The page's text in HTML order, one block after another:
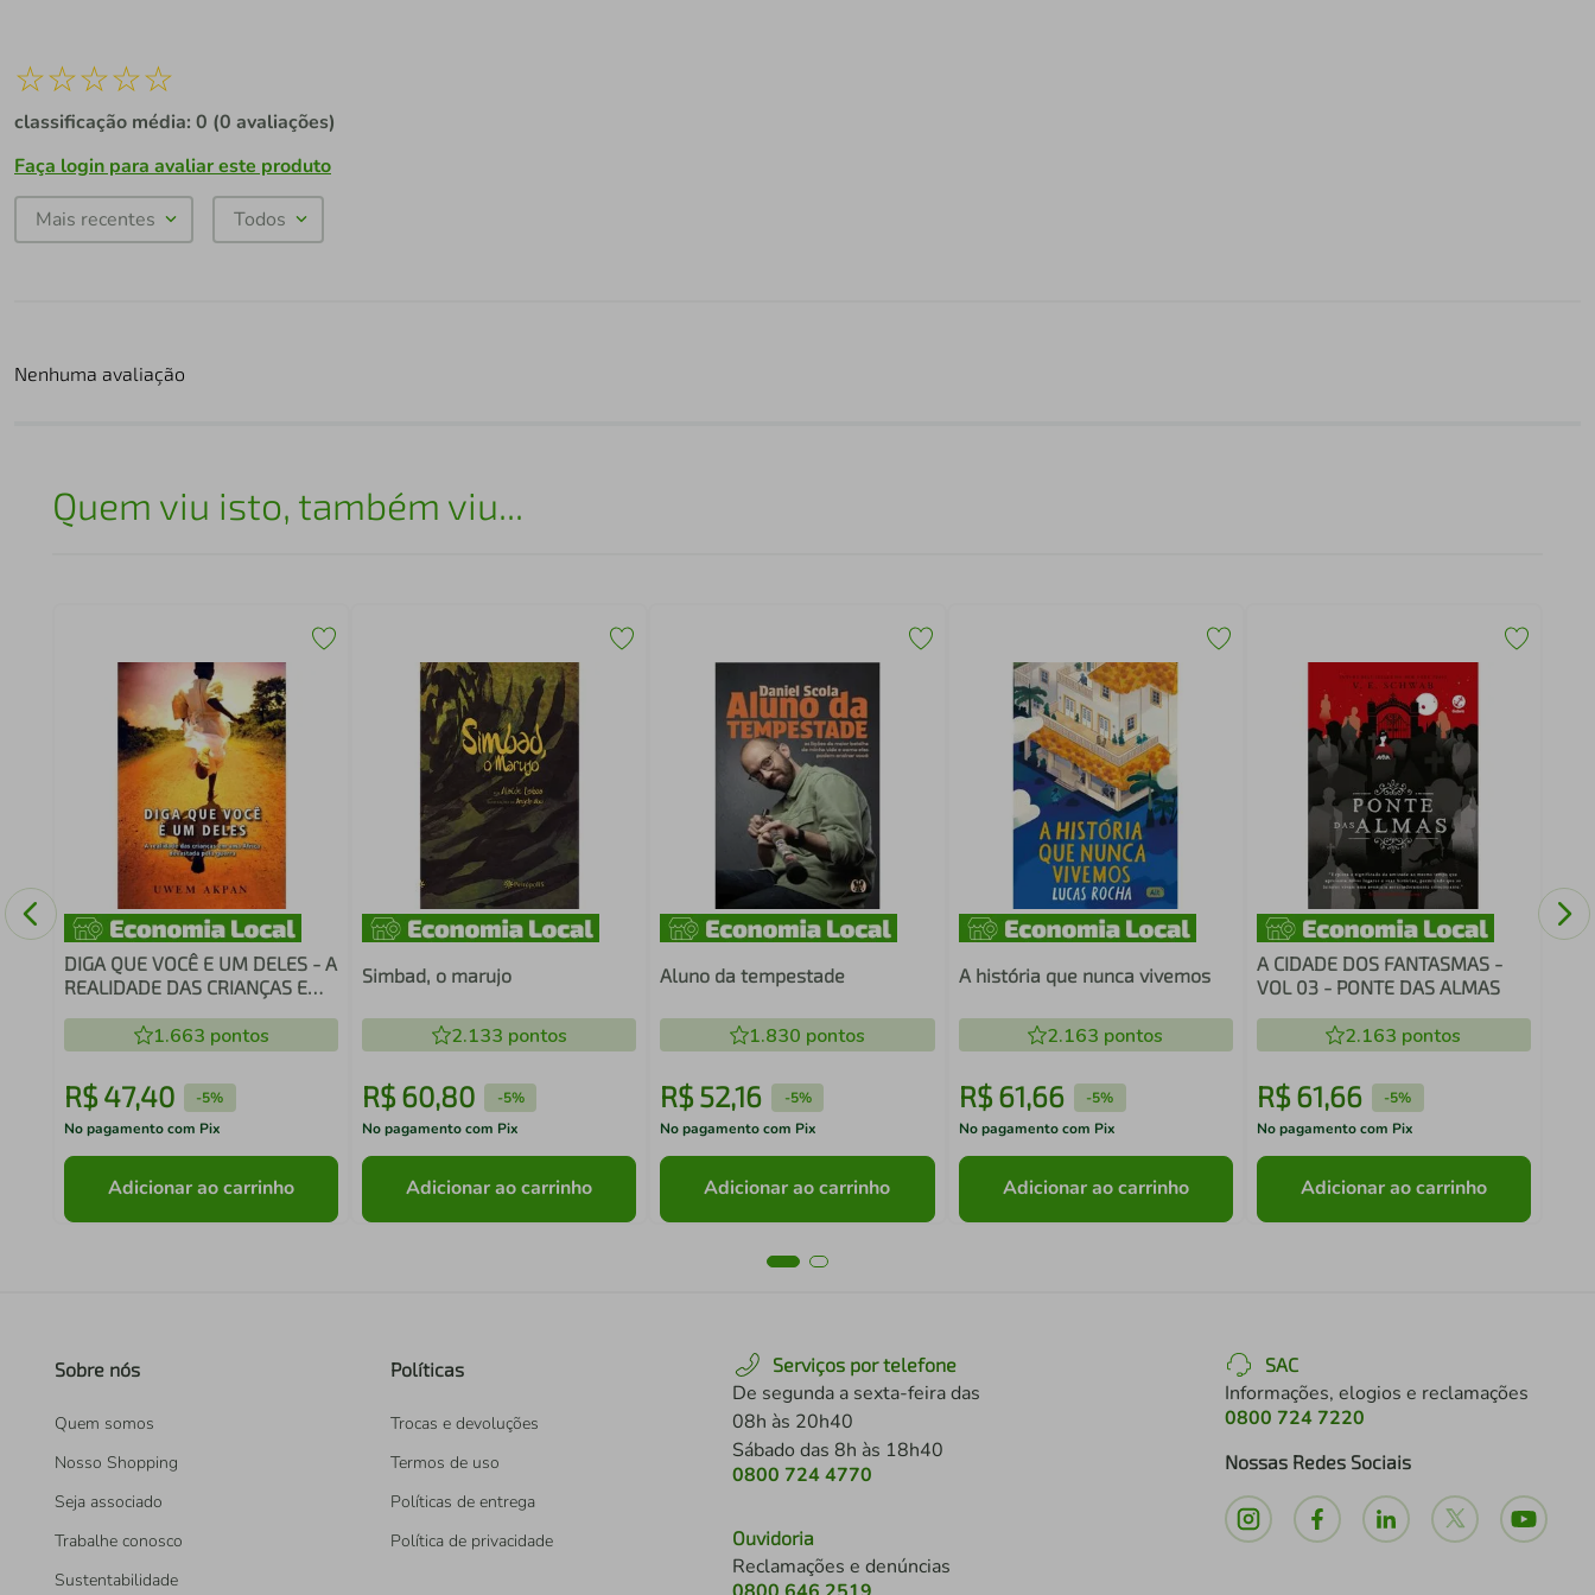
☆☆☆☆☆
classificação média: 0 (0 avaliações)
Faça login para avaliar este produto
Mais recentes Todos
Nenhuma avaliação
Quem viu isto, também viu...
DIGA QUE VOCÊ E UM DELES - A
REALIDADE DAS CRIANÇAS EM
1.663 pontos
R$ 47,40 -5%
No pagamento com Pix
Adicionar ao carrinho
Simbad, o marujo
2.133 pontos
R$ 60,80 -5%
No pagamento com Pix
Adicionar ao carrinho
Aluno da tempestade
1.830 pontos
R$52,16 -5%
No pagamento com Pix
Adicionar ao carrinho
A história que nunca vivemos
2.163 pontos
R$ 61,66 -5%
No pagamento com Pix
Adicionar ao carrinho
A CIDADE DOS FANTASMAS -
VOL 03 - PONTE DAS ALMAS
2.163 pontos
R$ 61,66 -5%
No pagamento com Pix
Adicionar ao carrinho
Sobre nós
Quem somos
Nosso Shopping
Seja associado
Trabalhe conosco
Sustentabilidade
Políticas
Trocas e devoluções
Termos de uso
Políticas de entrega
Política de privacidade
Serviços por telefone
De segunda a sexta-feira das
08h às 20h40
Sábado das 8h às 18h40
0800 724 4770
Ouvidoria
Reclamações e denúncias
SAC
Informações, elogios e reclamações
0800 724 7220
Nossas Redes Sociais